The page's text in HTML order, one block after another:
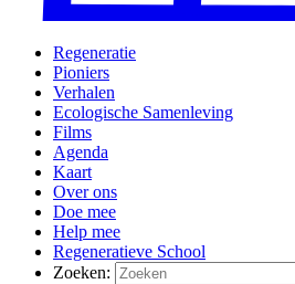
Regeneratie
Pioniers
Verhalen
Ecologische Samenleving
Films
Agenda
Kaart
Over ons
Doe mee
Help mee
Regeneratieve School
Zoeken: